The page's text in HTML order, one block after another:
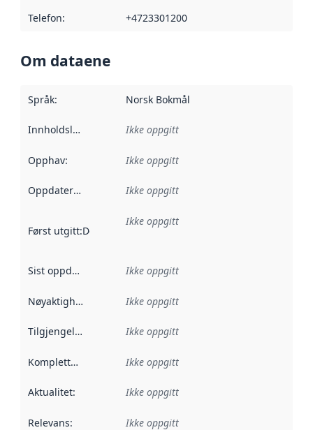
Telefon: +4723301200
Om dataene
Språk: Norsk Bokmål
Innholdsleverandører :
Ikke oppgitt
Opphav: Ikke oppgitt
Oppdateringsfrekvens :
Ikke oppgitt
Først utgitt:Denne datoen sier når dataene i dette
Ikke oppgitt
Sist oppdatert Ikke oppgitt
Nøyaktighet Ikke oppgitt
Tilgjengelighet Ikke oppgitt
Kompletthet Ikke oppgitt
Aktualitet: Ikke oppgitt
Relevans: Ikke oppgitt